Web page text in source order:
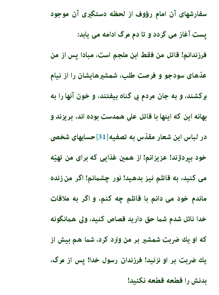
سفارش‏هاى آن امام رؤوف از لحظه دستگيرى آن موجود
پست آغاز مى‏ گردد و تا دم مرگ ادامه مى‏ يابد:
فرزندانم! قاتل من فقط ابن ملجم است، مبادا پس از من
عدّه‏اى سودجو و فرصت طلب، شمشيرهايشان را از نيام
بركشند، و به جان مردم بى گناه بيفتند، و خون آن‏ها را به
بهانه اين كه اينها با قاتل على همدست بوده ‏اند، بريزند و
در لباس اين شعار مقدّس به تصفيه‏[31]
حسابهاى شخصى
خود بپردازند! عزيزانم! از همين غذايى كه براى من تهيّه
مى‏ كنيد، به قاتلم نيز بدهيد! نور چشمانم! اگر من زنده
ماندم خود مى ‏دانم با قاتلم چه كنم، و اگر به ملاقات
خدا نائل شدم شما حق داريد قصاص كنيد، ولى همانگونه
كه او يك ضربت شمشير بر من وارد كرد، شما هم بيش از
يك ضربت بر او نزنيد! فرزندان رسول خدا! پس از مرگ،
بدنش را قطعه قطعه نكنيد!